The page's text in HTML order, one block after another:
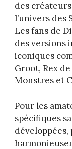
des
l’univers des
Les fans de
des versions
iconiques
Groot, Rex
Monstres et
Pour les
spécifiques